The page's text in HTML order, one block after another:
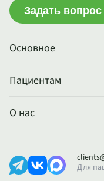
Основное
Пациентам
О нас
Задать вопрос
Для